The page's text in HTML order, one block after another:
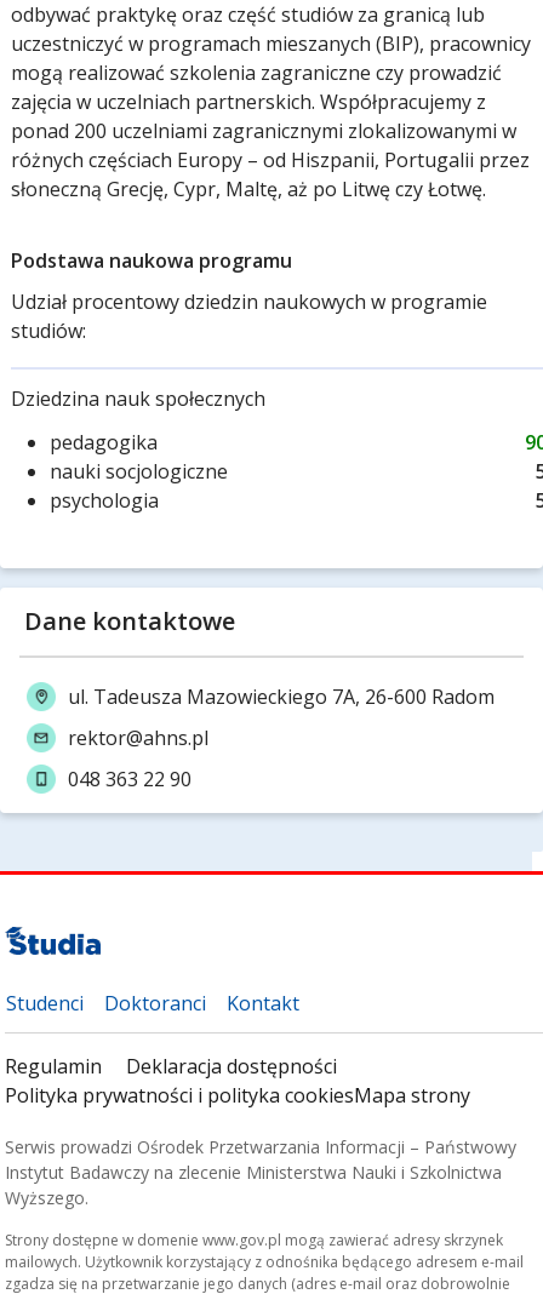
odbywać praktykę oraz część studiów za granicą lub
uczestniczyć w programach mieszanych (BIP), pracownicy
mogą realizować szkolenia zagraniczne czy prowadzić
zajęcia w uczelniach partnerskich. Współpracujemy z
ponad 200 uczelniami zagranicznymi zlokalizowanymi w
różnych częściach Europy – od Hiszpanii, Portugalii przez
słoneczną Grecję, Cypr, Maltę, aż po Litwę czy Łotwę.
Podstawa naukowa programu
Udział procentowy dziedzin naukowych w programie
studiów:
Dziedzina nauk społecznych
pedagogika
nauki socjologiczne
psychologia
Dane kontaktowe
ul. Tadeusza Mazowieckiego 7A, 26-600 Radom
rektor@ahns.pl
048 363 22 90
Studenci Doktoranci Kontakt
Regulamin
Deklaracja dostępności
Polityka prywatności i polityka cookiesMapa strony
Serwis prowadzi Ośrodek Przetwarzania Informacji – Państwowy
Instytut Badawczy na zlecenie Ministerstwa Nauki i Szkolnictwa
Wyższego.
Strony dostępne w domenie www.gov.pl mogą zawierać adresy skrzynek
mailowych. Użytkownik korzystający z odnośnika będącego adresem e-mail
zgadza się na przetwarzanie jego danych (adres e-mail oraz dobrowolnie